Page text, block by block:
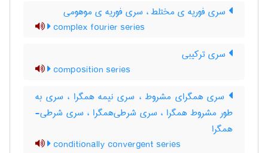
سری فوریه ی مختلط ، سری فوریه ی موهومی
complex fourier series
سری ترکیبی
composition series
سری همگرای مشروط ، سری نیمه همگرا ، سری به
طور مشروط همگرا ، سری شرطی‌همگرا ، سری شرطی-
همگرا
conditionally convergent series